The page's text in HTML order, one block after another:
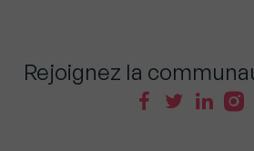
Rejoignez la